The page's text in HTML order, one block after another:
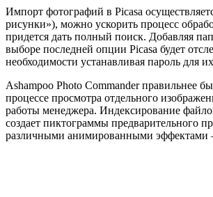
Импорт фотографий в Picasa
рисунки»), можно ускорить процесс
придется дать полный поиск. Добавляя
выборе последней опции Picasa будет
необходимости устанавливая пароль для
Ashampoo Photo Commander правильнее
процессе просмотра отдельного
работы менеджера. Индексирование
создает пиктограммы предварительного
различными анимированными эффектами